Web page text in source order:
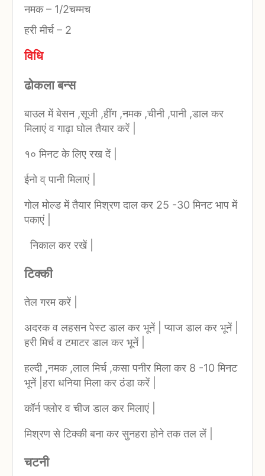
नमक– 1/2चम्मच
हरी मीर्च– 2
विधि
ढोकला बन्स
बाउल में बेसन ,सूजी ,हींग ,नमक ,चीनी ,पानी ,डाल कर
मिलाएं व गाढ़ा घोल तैयार करें |
१० मिनट के लिए रख दें |
ईनो व् पानी मिलाएं |
गोल मोल्ड में तैयार मिश्रण दाल कर 25 -30 मिनट भाप में
पकाएं |
निकाल कर रखें |
टिक्की
तेल गरम करें |
अदरक व लहसन पेस्ट डाल कर भूनें | प्याज डाल कर भूनें |
हरी मिर्च व टमाटर डाल कर भूनें |
हल्दी ,नमक ,लाल मिर्च ,कसा पनीर मिला कर 8 -10 मिनट
भूनें |हरा धनिया मिला कर ठंडा करें |
कॉर्न फ्लोर व चीज डाल कर मिलाएं |
मिश्रण से टिक्की बना कर सुनहरा होने तक तल लें |
चटनी